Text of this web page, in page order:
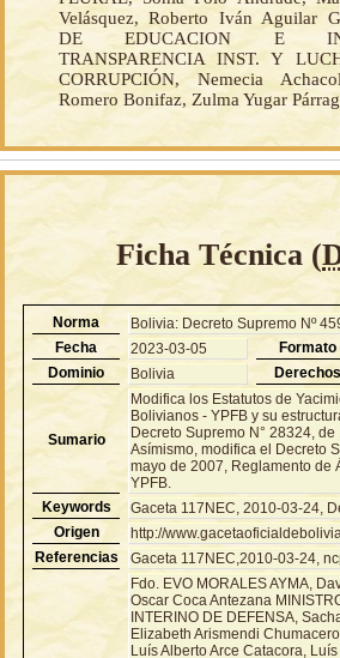
Velásquez, Roberto Iván Aguilar
DE EDUCACION E
TRANSPARENCIA INST. Y
CORRUPCIÓN, Nemecia
Romero Bonifaz, Zulma Yugar
Ficha Técnica (
Norma
Bolivia: Decreto Supremo Nº
Fecha
2023-03-05 Formato
Dominio
Bolivia Derechos
Sumario
Modifica los Estatutos de
Bolivianos - YPFB y su
Decreto Supremo N° 28324,
Asímismo, modifica el Decreto
mayo de 2007, Reglamento de
YPFB.
Keywords
Gaceta 117NEC, 2010-03-24,
Origen
http://
Referencias
Gaceta 117NEC,2010-03-24,
Fdo. EVO MORALES AYMA,
Oscar Coca Antezana
INTERINO DE DEFENSA,
Elizabeth Arismendi
Luís Alberto Arce Catacora,